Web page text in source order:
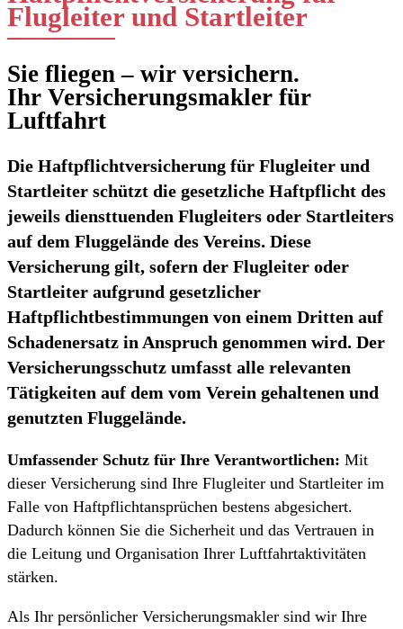
Flugleiter und Startleiter
Sie fliegen – wir versichern.
Ihr Versicherungsmakler für
Luftfahrt
Die Haftpflichtversicherung für Flugleiter und
Startleiter schützt die gesetzliche Haftpflicht des
jeweils diensttuenden Flugleiters oder Startleiters
auf dem Fluggelände des Vereins. Diese
Versicherung gilt, sofern der Flugleiter oder
Startleiter aufgrund gesetzlicher
Haftpflichtbestimmungen von einem Dritten auf
Schadenersatz in Anspruch genommen wird. Der
Versicherungsschutz umfasst alle relevanten
Tätigkeiten auf dem vom Verein gehaltenen und
genutzten Fluggelände.
Umfassender Schutz für Ihre Verantwortlichen: Mit
dieser Versicherung sind Ihre Flugleiter und Startleiter im
Falle von Haftpflichtansprüchen bestens abgesichert.
Dadurch können Sie die Sicherheit und das Vertrauen in
die Leitung und Organisation Ihrer Luftfahrtaktivitäten
stärken.
Als Ihr persönlicher Versicherungsmakler sind wir Ihre